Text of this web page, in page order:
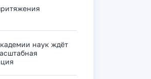
наук ждёт